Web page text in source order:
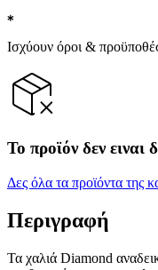
Ισχύουν όροι &
Το προϊόν δεν ειναι
Δες όλα τα προϊόντα της
Περιγραφή
Τα χαλιά Diamond